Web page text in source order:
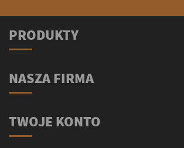
PRODUKTY
NASZA FIRMA
TWOJE KONTO